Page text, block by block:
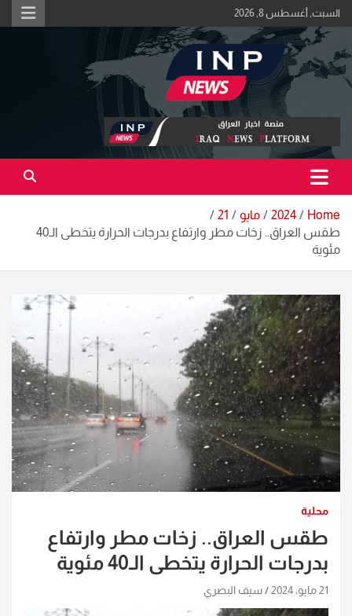
Skip
to
content
السبت, أغسطس 8, 2026
منصة اخبار العراق
اكبر منصة خبرية في العراق | #الحقيقة_اولاً
Home
2024 مايو
21
طقس العراق.. زخات مطر وارتفاع بدرجات الحرارة يتخطى الـ40
مئوية
محلية
طقس العراق.. زخات مطر وارتفاع
بدرجات الحرارة يتخطى الـ40 مئوية
21 مايو، 2024 سيف البصري